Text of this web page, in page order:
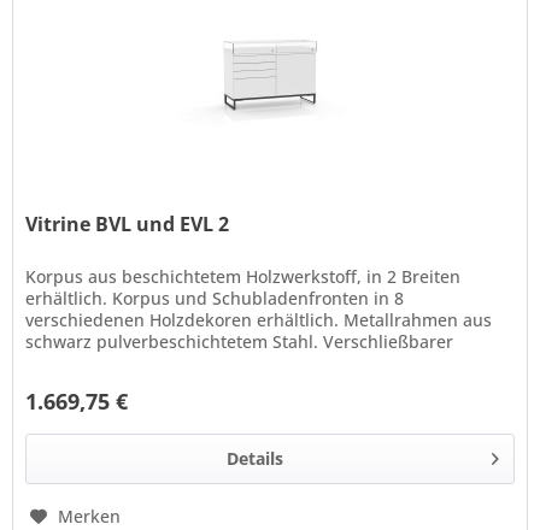
Vitrine BVL und EVL 2
Korpus aus beschichtetem Holzwerkstoff, in 2 Breiten
erhältlich. Korpus und Schubladenfronten in 8
verschiedenen Holzdekoren erhältlich. Metallrahmen aus
schwarz pulverbeschichtetem Stahl. Verschließbarer
1.669,75 €
Details
Merken